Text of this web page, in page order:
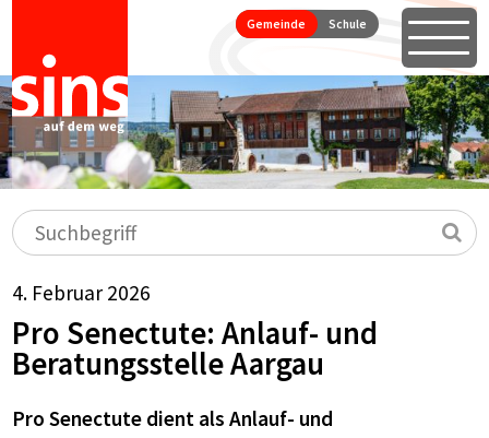
Direkt zum Inhalt springen
Hauptnavigation
Gemeinde Schule
Suchbegriff
4. Februar 2026
Pro Senectute: Anlauf- und
Beratungsstelle Aargau
Pro Senectute dient als Anlauf- und